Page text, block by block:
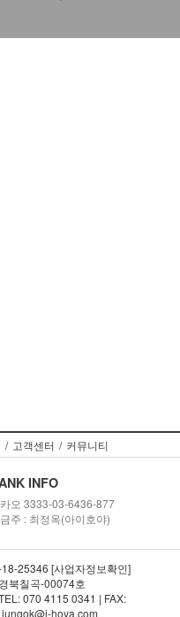
/ 고객센터 / 커뮤니티
INFO
오 3333-03-6436-877
주 : 최정옥(아이호야)
25346 [사업자정보확인]
북칠곡-00074호
070 4115 0341 | FAX:
hoya.com